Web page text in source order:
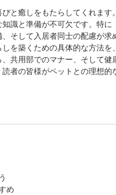
と癒しをもたらしてくれます
識と準備が不可欠です。特に
そして入居者同士の配慮が求
を築くための具体的な方法を
共用部でのマナー、そして健
者の皆様がペットとの理想的
め